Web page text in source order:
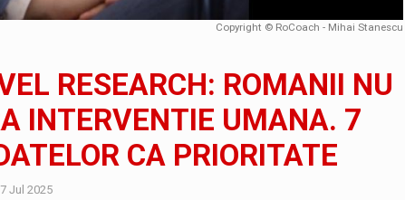
AL FAMILIEI: RANGE ROVER GT
Demand
Copyright © RoCoach - Mihai Stanescu
RESEARCH: ROMANII NU
INTERVENTIE UMANA. 7
CA PRIORITATE
7 Jul 2025